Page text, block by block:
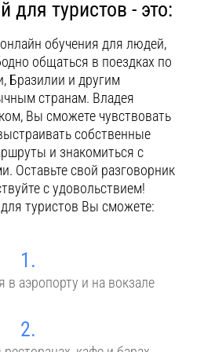
Контакты
для туристов - это:
обучения для людей,
общаться в поездках по
Бразилии и другим
странам. Владея
Вы сможете чувствовать
собственные
и знакомиться с
Оставьте свой разговорник
с удовольствием!
туристов Вы сможете:
1.
в аэропорту и на вокзале
2.